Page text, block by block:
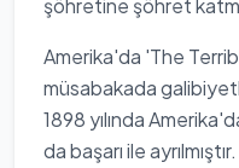
şöhretine şöhret
Amerika'da 'The
müsabakada
1898 yılında
da başarı ile